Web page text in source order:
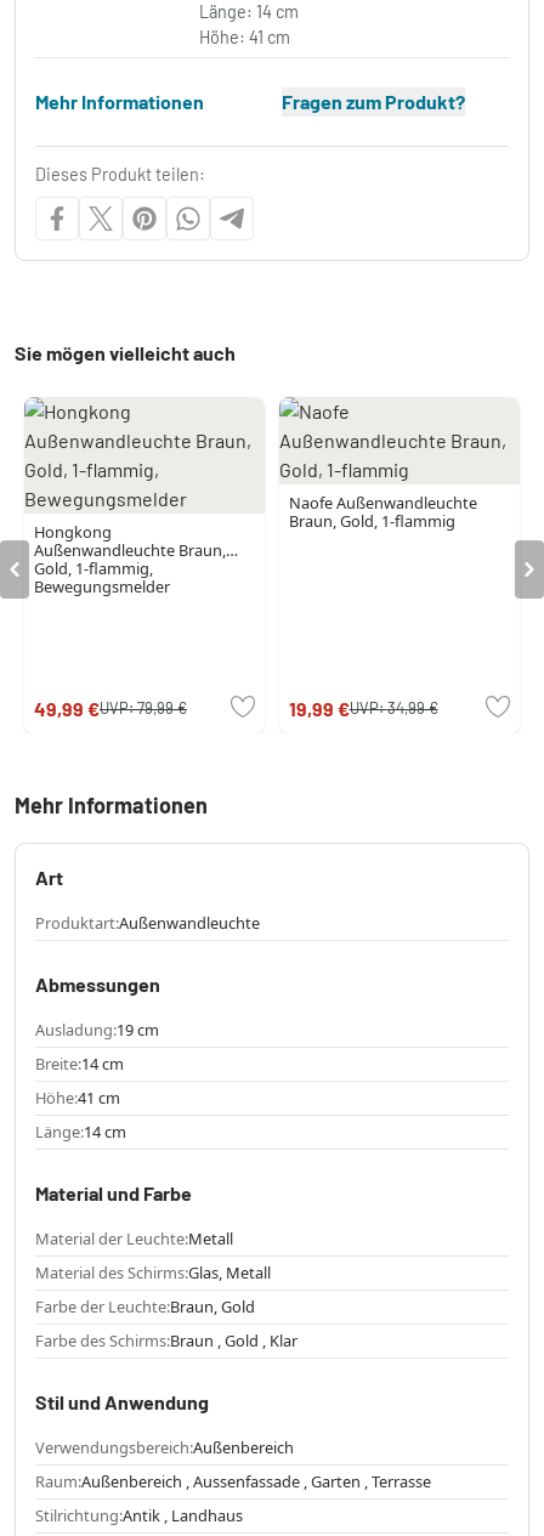
Länge: 14 cm
Höhe: 41 cm
Mehr Informationen Fragen zum Produkt?
Dieses Produkt teilen:
Sie mögen vielleicht auch
Hongkong
Außenwandleuchte Braun,
Gold, 1-flammig,
Bewegungsmelder
49,99 €UVP:79,99 €
Naofe Außenwandleuchte
Braun, Gold, 1-flammig
19,99 €UVP:34,99 €
Mehr Informationen
Art
Produktart:Außenwandleuchte
Abmessungen
Ausladung:19 cm
Breite:14 cm
Höhe:41 cm
Länge:14 cm
Material und Farbe
Material der Leuchte:Metall
Material des Schirms:Glas, Metall
Farbe der Leuchte:Braun, Gold
Farbe des Schirms:Braun , Gold , Klar
Stil und Anwendung
Verwendungsbereich:Außenbereich
Raum:Außenbereich , Aussenfassade , Garten , Terrasse
Stilrichtung:Antik , Landhaus